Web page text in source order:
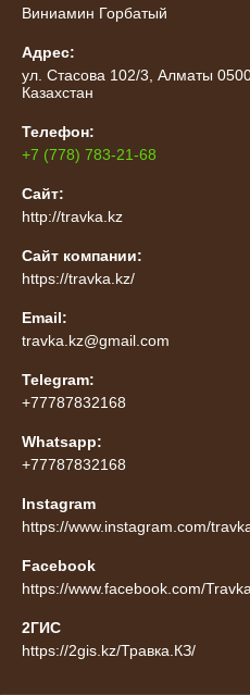
Виниамин Горбатый
Адрес:
ул. Стасова 102/3, Алматы
Казахстан
Телефон:
+7 (778) 783-21-68
Сайт:
http://travka.kz
Сайт компании:
https://travka.kz/
Email:
travka.kz@gmail.com
Telegram:
+77787832168
Whatsapp:
+77787832168
Instagram
https://www.instagram.com/
Facebook
https://www.facebook.com/
2ГИС
https://2gis.kz/Травка.КЗ/